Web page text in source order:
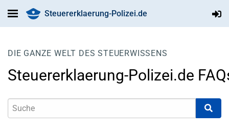
Steuererklaerung-Polizei.de
DIE GANZE WELT DES STEUERWISSENS
Steuererklaerung-Polizei.de